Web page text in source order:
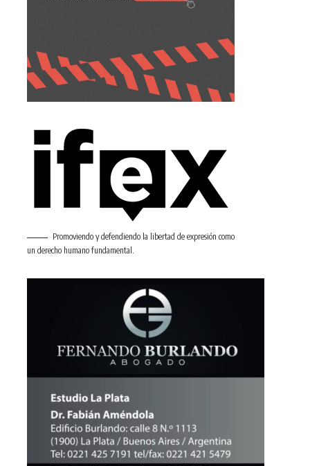
Promoviendo y defendiendo la libertad de expresión como
un derecho humano fundamental.